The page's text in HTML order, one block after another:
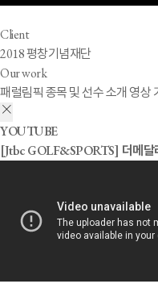
Client
2018 평창기념재단
Our work
패럴림픽 종목 및 선수 소개 영상
YOUTUBE
[Jtbc GOLF&SPORTS] 더메달